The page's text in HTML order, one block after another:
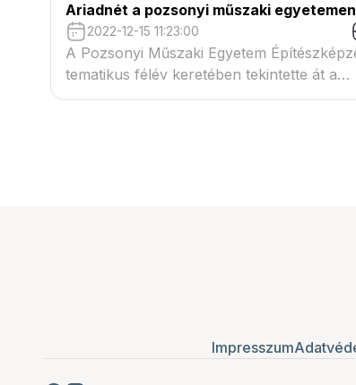
Ariadnét a pozsonyi műszaki egyetemen
2022-12-15 11:23:00
A Pozsonyi Műszaki Egyetem
tematikus félév keretében tekintette át a
magyar építészetet. Ennek keretében öt
Impresszum